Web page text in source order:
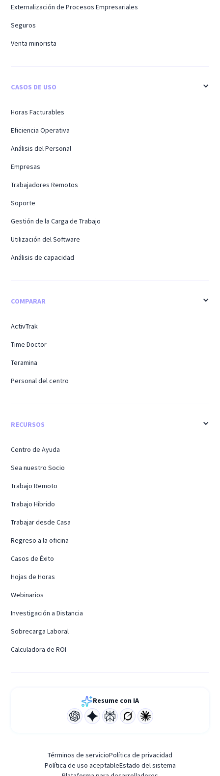
Externalización de Procesos Empresariales
Seguros
Venta minorista
CASOS DE USO
Horas Facturables
Eficiencia Operativa
Análisis del Personal
Empresas
Trabajadores Remotos
Soporte
Gestión de la Carga de Trabajo
Utilización del Software
Análisis de capacidad
COMPARAR
ActivTrak
Time Doctor
Teramina
Personal del centro
RECURSOS
Centro de Ayuda
Sea nuestro Socio
Trabajo Remoto
Trabajo Híbrido
Trabajar desde Casa
Regreso a la oficina
Casos de Éxito
Hojas de Horas
Webinarios
Investigación a Distancia
Sobrecarga Laboral
Calculadora de ROI
Resume con IA
Términos de servicioPolítica de privacidad
Política de uso aceptableEstado del sistema